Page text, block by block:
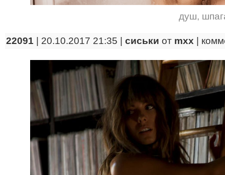
душ,
22091 | 20.10.2017 21:35 | сиськи от mxx